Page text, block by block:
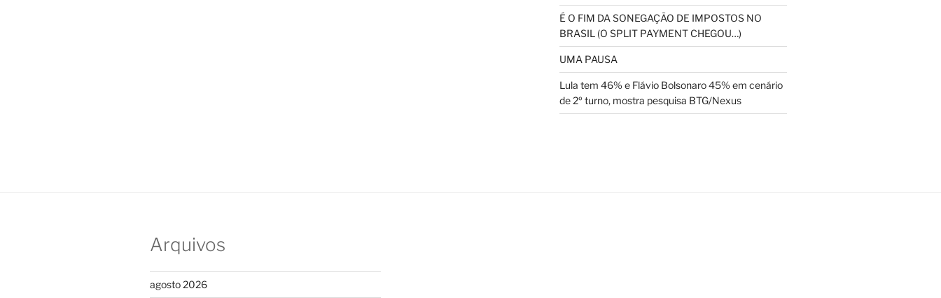
É O FIM DA SONEGAÇÃO DE IMPOSTOS NO
BRASIL (O SPLIT PAYMENT CHEGOU…)
UMA PAUSA
Lula tem 46% e Flávio Bolsonaro 45% em cenário
de 2º turno, mostra pesquisa BTG/Nexus
Arquivos
agosto 2026